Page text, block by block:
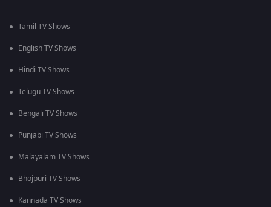
Tamil TV Shows
English TV Shows
Hindi TV Shows
Telugu TV Shows
Bengali TV Shows
Punjabi TV Shows
Malayalam TV Shows
Bhojpuri TV Shows
Kannada TV Shows